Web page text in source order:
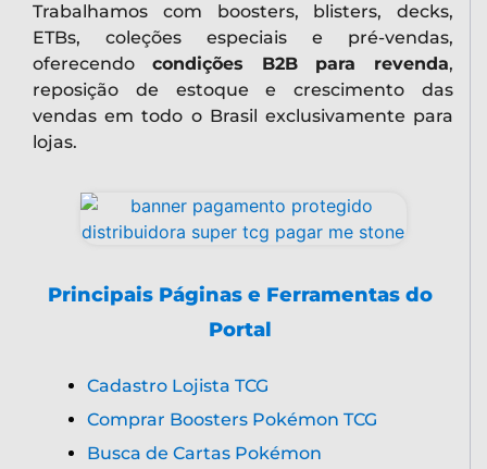
Trabalhamos com boosters, blisters, decks,
ETBs, coleções especiais e pré-vendas,
oferecendo condições B2B para revenda,
reposição de estoque e crescimento das
vendas em todo o Brasil exclusivamente para
lojas.
Principais Páginas e Ferramentas do
Portal
Cadastro Lojista TCG
Comprar Boosters Pokémon TCG
Busca de Cartas Pokémon